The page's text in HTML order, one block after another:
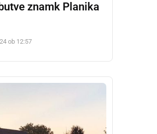
znamk Planika
ob 12:57